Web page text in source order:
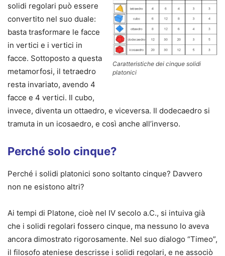
Caratteristiche dei cinque solidi
platonici
solidi regolari può essere
convertito nel suo duale:
basta trasformare le facce
in vertici e i vertici in
facce. Sottoposto a questa
metamorfosi, il tetraedro
resta invariato, avendo 4
facce e 4 vertici. Il cubo,
invece, diventa un ottaedro, e viceversa. Il dodecaedro si
tramuta in un icosaedro, e così anche all’inverso.
Perché solo cinque?
Perché i solidi platonici sono soltanto cinque? Davvero
non ne esistono altri?
Ai tempi di Platone, cioè nel IV secolo a.C., si intuiva già
che i solidi regolari fossero cinque, ma nessuno lo aveva
ancora dimostrato rigorosamente. Nel suo dialogo “Timeo”,
il filosofo ateniese descrisse i solidi regolari, e ne associò